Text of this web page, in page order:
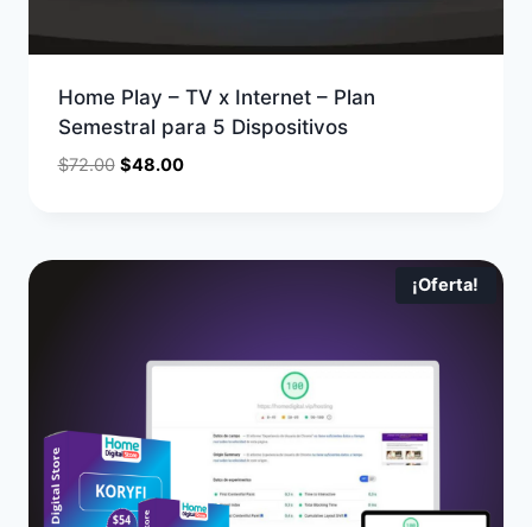
Home Play – TV x Internet – Plan
Semestral para 5 Dispositivos
$72.00 $48.00
¡Oferta!